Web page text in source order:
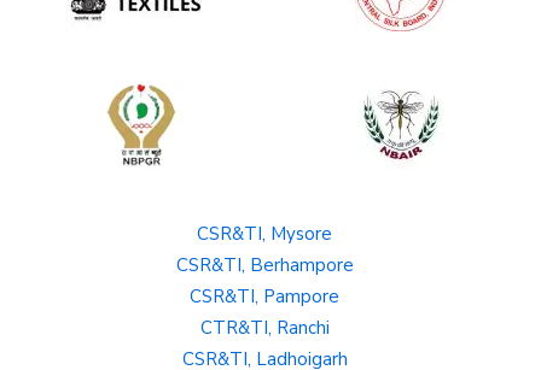
CSR&TI, Mysore
CSR&TI, Berhampore
CSR&TI, Pampore
CTR&TI, Ranchi
CSR&TI, Ladhoigarh